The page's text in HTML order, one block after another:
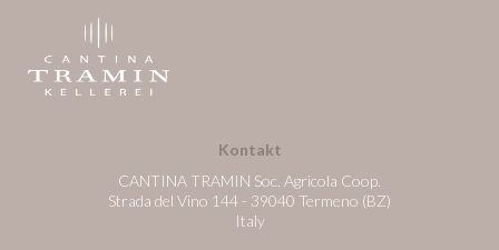
Kontakt
CANTINA TRAMIN Soc. Agricola Coop.
Strada del Vino 144 - 39040 Termeno (BZ)
Italy